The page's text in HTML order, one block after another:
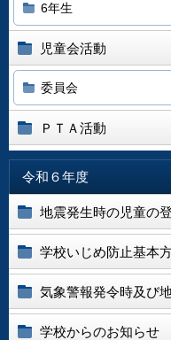
6年生
児童会活動
委員会
ＰＴＡ活動
令和６年度
地震発生時の児童の
学校いじめ防止基本
気象警報発令時及び
学校からのお知らせ